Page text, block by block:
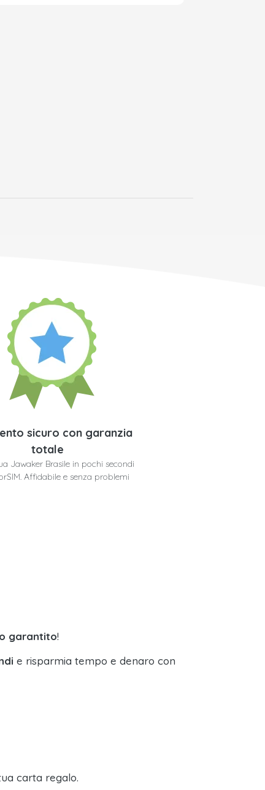
sicuro con garanzia
totale
Jawaker Brasile in pochi secondi
Affidabile e senza problemi
garantito!
e risparmia tempo e denaro con
carta regalo.